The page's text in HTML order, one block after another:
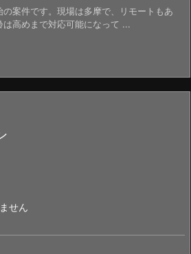
の案件です。現場は多摩で、リモートもあ
は高めまで対応可能になって ...
せん